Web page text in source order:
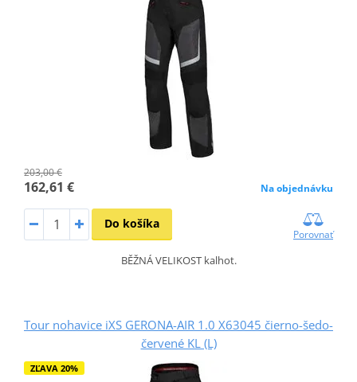
203,00 €
162,61 € Na objednávku
Do košíka
Porovnať
BĚŽNÁ VELIKOST kalhot.
Tour nohavice iXS GERONA-AIR 1.0 X63045 čierno-šedo-
červené KL (L)
ZĽAVA 20%